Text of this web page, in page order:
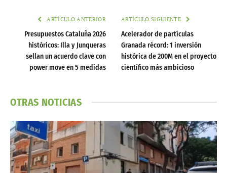
ARTÍCULO ANTERIOR
Presupuestos Cataluña 2026
históricos: Illa y Junqueras
sellan un acuerdo clave con
power move en 5 medidas
ARTÍCULO SIGUIENTE
Acelerador de partículas
Granada récord: 1 inversión
histórica de 200M en el proyecto
científico más ambicioso
OTRAS NOTICIAS